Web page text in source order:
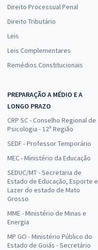
Direito Processual Penal
Direito Tributário
Leis
Leis Complementares
Remédios Constitucionais
PREPARAÇÃO A MÉDIO E A
LONGO PRAZO
CRP SC - Conselho Regional de
Psicologia - 12ª Região
SEDF - Professor Temporário
MEC - Ministério da Educação
SEDUC/MT - Secretaria de
Estado de Educação, Esporte e
Lazer do estado de Mato
Grosso
MME - Ministério de Minas e
Energia
MP GO - Ministério Público do
Estado de Goiás - Secretário